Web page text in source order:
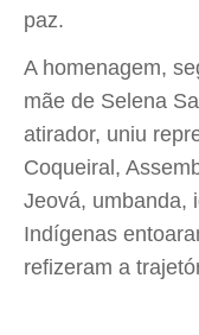
paz.
A homenagem,
mãe de Selena
atirador, uniu
Coqueiral,
Jeová, umbanda,
Indígenas
refizeram a